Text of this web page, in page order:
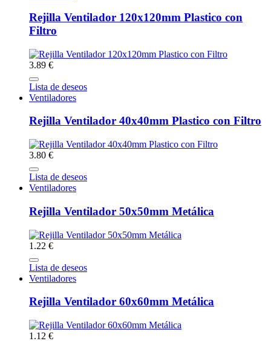
Rejilla Ventilador 120x120mm Plastico con
Filtro
3.89 €
Lista de deseos
Ventiladores
Rejilla Ventilador 40x40mm Plastico con Filtro
3.80 €
Lista de deseos
Ventiladores
Rejilla Ventilador 50x50mm Metálica
1.22 €
Lista de deseos
Ventiladores
Rejilla Ventilador 60x60mm Metálica
1.12 €